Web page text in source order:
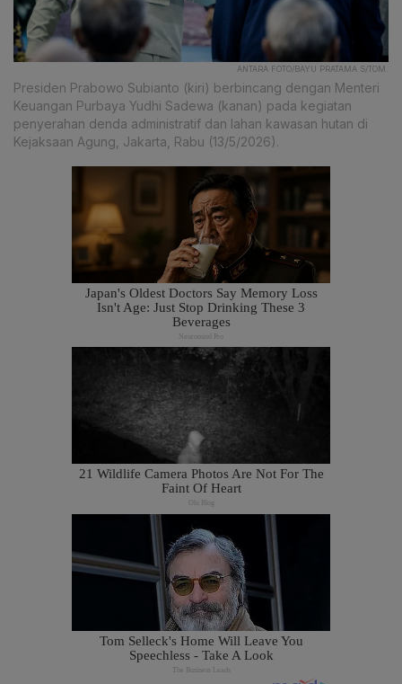
ANTARA FOTO/BAYU PRATAMA S/TOM.
Presiden Prabowo Subianto (kiri) berbincang dengan Menteri
Keuangan Purbaya Yudhi Sadewa (kanan) pada kegiatan
penyerahan denda administratif dan lahan kawasan hutan di
Kejaksaan Agung, Jakarta, Rabu (13/5/2026).